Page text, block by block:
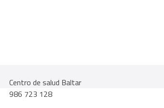
Centro de salud Baltar
986 723 128